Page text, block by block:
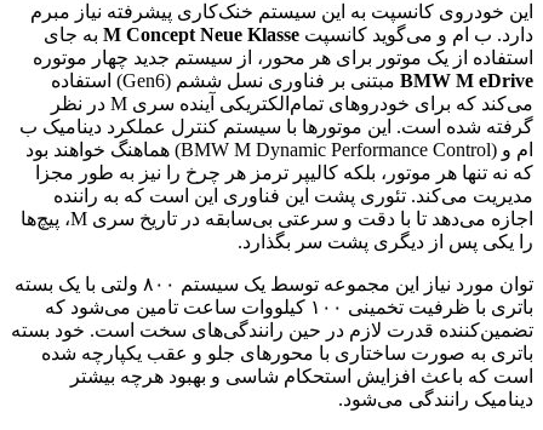
این خودروی کانسپت به این سیستم خنک‌کاری پیشرفته نیاز مبرم
دارد. ب ام و می‌گوید کانسپت M Concept Neue Klasse به جای
استفاده از یک موتور برای هر محور، از سیستم جدید چهار موتوره
BMW M eDrive
مبتنی بر فناوری نسل ششم (Gen6) استفاده
می‌کند که برای خودروهای تمام‌الکتریکی آینده سری M در نظر
گرفته شده است. این موتورها با سیستم کنترل عملکرد دینامیک ب
ام و (BMW M Dynamic Performance Control) هماهنگ خواهند بود
که نه تنها هر موتور، بلکه کالیپر ترمز هر چرخ را نیز به طور مجزا
مدیریت می‌کند. تئوری پشت این فناوری این است که به راننده
اجازه می‌دهد تا با دقت و سرعتی بی‌سابقه در تاریخ سری M، پیچ‌ها
را یکی پس از دیگری پشت سر بگذارد.
توان مورد نیاز این مجموعه توسط یک سیستم ۸۰۰ ولتی با یک بسته
باتری با ظرفیت تخمینی ۱۰۰ کیلووات ساعت تامین می‌شود که
تضمین‌کننده قدرت لازم در حین رانندگی‌های سخت است. خود بسته
باتری به صورت ساختاری با محورهای جلو و عقب یکپارچه شده
است که باعث افزایش استحکام شاسی و بهبود هرچه بیشتر
دینامیک رانندگی می‌شود.